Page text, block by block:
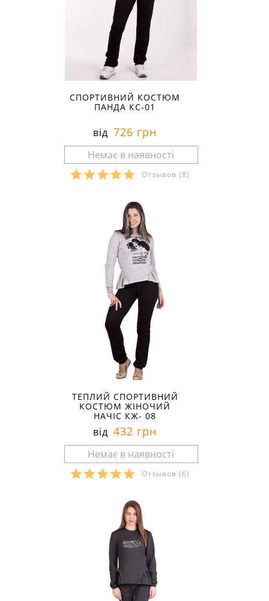
СПОРТИВНИЙ КОСТЮМ
ПАНДА КС-01
від 726 грн
Отзывов (8)
ТЕПЛИЙ СПОРТИВНИЙ
КОСТЮМ ЖІНОЧИЙ
НАЧІС КЖ- 08
від 432 грн
Отзывов (6)